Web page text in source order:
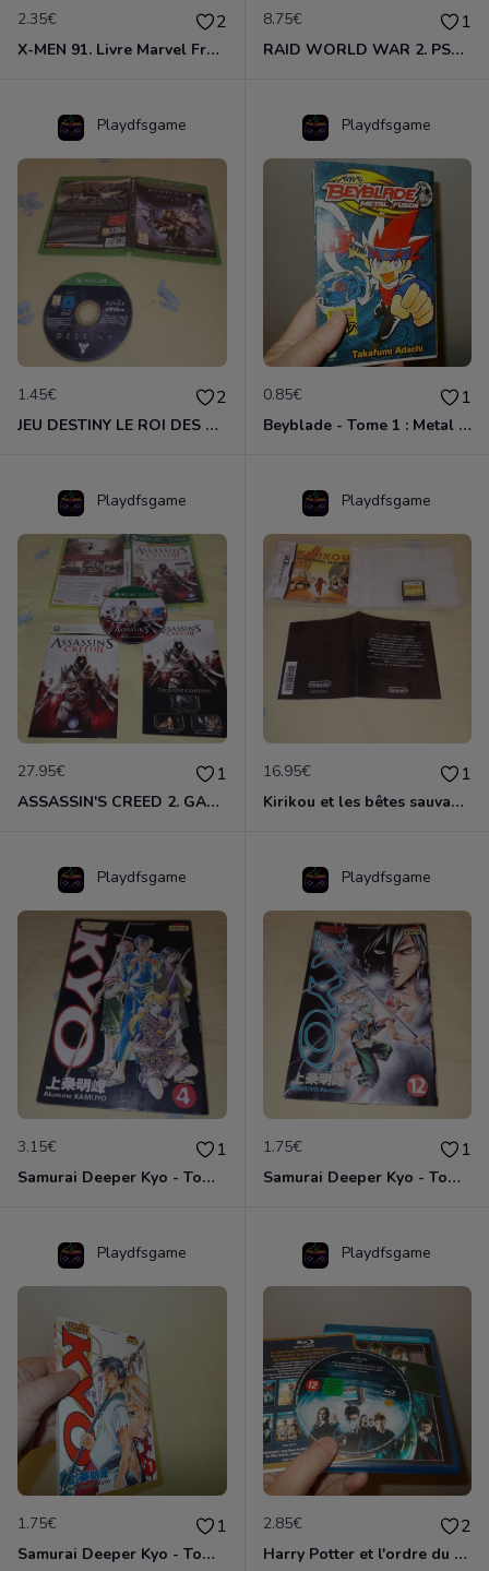
2.35€ 2
X-MEN 91. Livre Marvel France. Août 2004. VF.
8.75€ 1
RAID WORLD WAR 2. PS4. COMPLET. VF.
Playdfsgame
1.45€ 2
JEU DESTINY LE ROI DES CORROMPUS. COMPLET. XBOX. VF.
Playdfsgame
0.85€ 1
Beyblade - Tome 1 : Metal Fusion . VF. Formule anti-crise.
Playdfsgame
27.95€ 1
ASSASSIN'S CREED 2. GAME OF THE YEAR EDITION. IMPORT ITALIE. BEST SELLERS. COMPLET. XBOX 360. RARE. CERTIFICAT UBISOFT DO 0105705930.
Playdfsgame
16.95€ 1
Kirikou et les bêtes sauvages . NINTENDO DS. VF.
Playdfsgame
3.15€ 1
Samurai Deeper Kyo - Tome 4. VF.
Playdfsgame
1.75€ 1
Samurai Deeper Kyo - Tome 12 . VF. Formule anti-crise.
Playdfsgame
1.75€ 1
Samurai Deeper Kyo - Tome 1 Kamijô Akimine.
Playdfsgame
2.85€ 2
Harry Potter et l'ordre du Phénix en Blu-Ray .